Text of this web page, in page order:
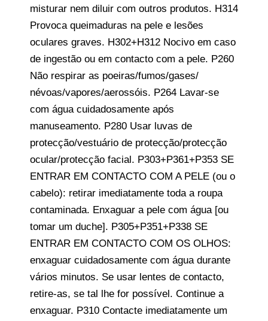
misturar nem diluir com outros produtos. H314
Provoca queimaduras na pele e lesões
oculares graves. H302+H312 Nocivo em caso
de ingestão ou em contacto com a pele. P260
Não respirar as poeiras/fumos/gases/
névoas/vapores/aerossóis. P264 Lavar-se
com água cuidadosamente após
manuseamento. P280 Usar luvas de
protecção/vestuário de protecção/protecção
ocular/protecção facial. P303+P361+P353 SE
ENTRAR EM CONTACTO COM A PELE (ou o
cabelo): retirar imediatamente toda a roupa
contaminada. Enxaguar a pele com água [ou
tomar um duche]. P305+P351+P338 SE
ENTRAR EM CONTACTO COM OS OLHOS:
enxaguar cuidadosamente com água durante
vários minutos. Se usar lentes de contacto,
retire-as, se tal lhe for possível. Continue a
enxaguar. P310 Contacte imediatamente um